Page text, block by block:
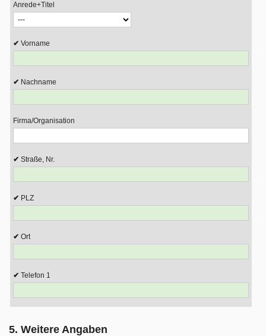
Anrede+Titel
Vorname
Nachname
Firma/Organisation
Straße, Nr.
PLZ
Ort
Telefon 1
5. Weitere Angaben